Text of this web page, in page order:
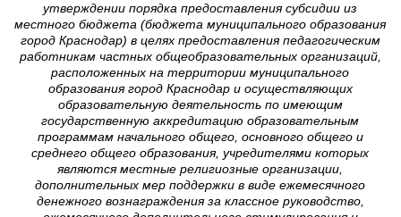
утверждении порядка предоставления субсидии из
местного бюджета (бюджета муниципального образования
город Краснодар) в целях предоставления педагогическим
работникам частных общеобразовательных организаций,
расположенных на территории муниципального
образования город Краснодар и осуществляющих
образовательную деятельность по имеющим
государственную аккредитацию образовательным
программам начального общего, основного общего и
среднего общего образования, учредителями которых
являются местные религиозные организации,
дополнительных мер поддержки в виде ежемесячного
денежного вознаграждения за классное руководство,